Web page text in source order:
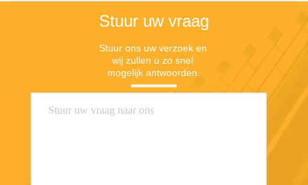
Stuur uw vraag
Stuur ons uw verzoek en
wij zullen u zo snel
mogelijk antwoorden.